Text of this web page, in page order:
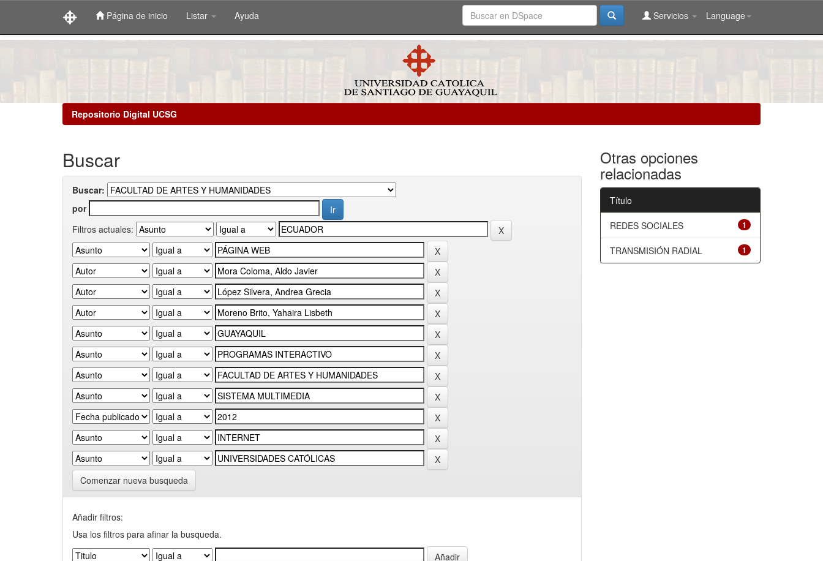
Página de inicio Listar Ayuda Language
Servicios
Repositorio Digital UCSG
Buscar
Buscar:
por
Filtros actuales:
Comenzar nueva busqueda
Añadir filtros:
Usa los filtros para afinar la busqueda.
Otras opciones
relacionadas
Título
1
REDES SOCIALES
1
TRANSMISIÓN RADIAL